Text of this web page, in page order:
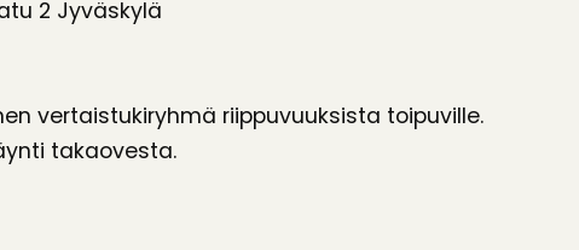
2 Jyväskylä
vertaistukiryhmä riippuvuuksista toipuville.
takaovesta.